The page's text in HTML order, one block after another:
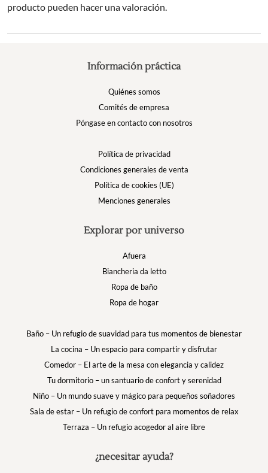
producto pueden hacer una valoración.
¿necesitar ayuda?
Información práctica
Quiénes somos
Comités de empresa
Póngase en contacto con nosotros
Política de privacidad
Condiciones generales de venta
Política de cookies (UE)
Menciones generales
Explorar por universo
Afuera
Biancheria da letto
Ropa de baño
Ropa de hogar
Baño – Un refugio de suavidad para tus momentos de bienestar
La cocina – Un espacio para compartir y disfrutar
Comedor – El arte de la mesa con elegancia y calidez
Tu dormitorio – un santuario de confort y serenidad
Niño – Un mundo suave y mágico para pequeños soñadores
Sala de estar – Un refugio de confort para momentos de relax
Terraza – Un refugio acogedor al aire libre